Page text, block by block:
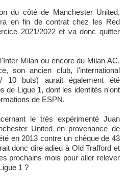
en fin de contrat chez les Red
2021/2022 et va donc quitter
Milan ou encore du Milan AC,
son ancien club, l'international
10 buts) aurait également été
de Ligue 1, dont les identités n'ont
de ESPN.
le très expérimenté Juan
United en provenance de
en 2013 contre un chèque de 43
donc dire adieu à Old Trafford et
prochains mois pour aller relever
1 ?